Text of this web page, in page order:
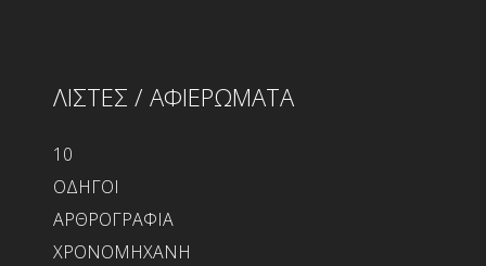
ΛΙΣΤΕΣ / ΑΦΙΕΡΩΜΑΤΑ
10
ΟΔΗΓΟΙ
ΑΡΘΡΟΓΡΑΦΙΑ
ΧΡΟΝΟΜΗΧΑΝΗ